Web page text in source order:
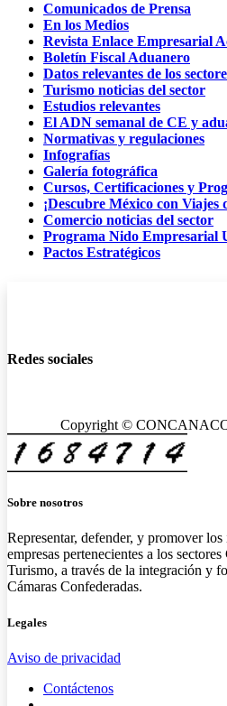
Comunicados de Prensa
En los Medios
Revista Enlace Empresarial
Boletín Fiscal Aduanero
Datos relevantes de los
Turismo noticias del sector
Estudios relevantes
El ADN semanal de CE y
Normativas y regulaciones
Infografías
Galería fotográfica
Cursos, Certificaciones y
¡Descubre México con Viajes
Comercio noticias del sector
Programa Nido Empresarial
Pactos Estratégicos
Redes sociales
Copyright ©
Sobre nosotros
Representar, defender, y promover
empresas pertenecientes a los
Turismo, a través de la integración y
Cámaras Confederadas.
Legales
Aviso de privacidad
Contáctenos